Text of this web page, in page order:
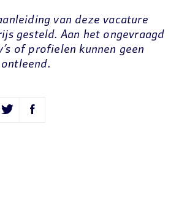
van deze vacature
gesteld. Aan het ongevraagd
of profielen kunnen geen